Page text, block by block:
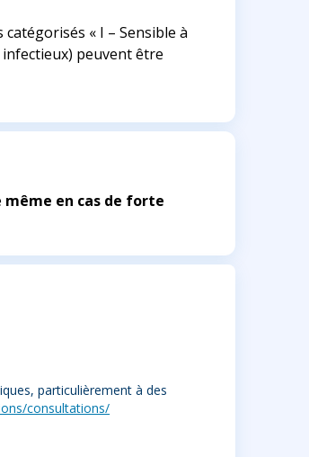
« I – Sensible à
peuvent être
même en cas de forte
particulièrement à des
consultations/